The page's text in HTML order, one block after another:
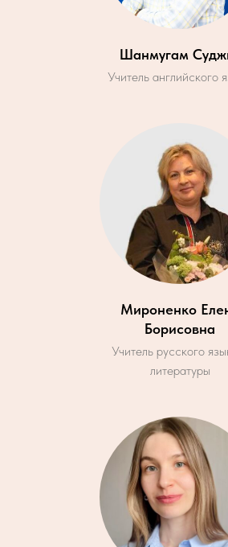
Шанмугам
Учитель английского
Мироненко
Борисовна
Учитель русского
литературы